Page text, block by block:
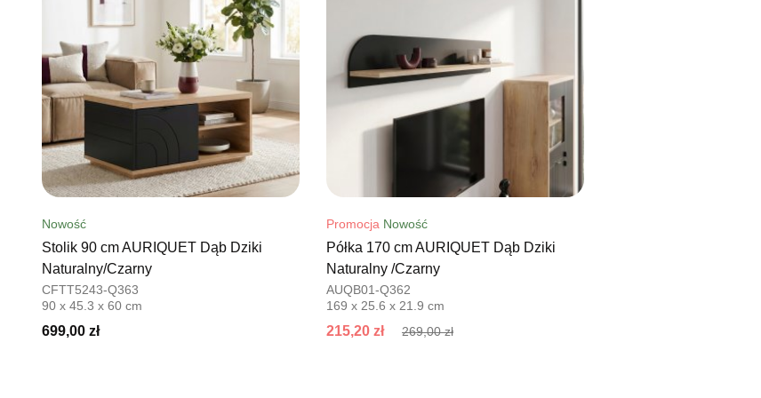
Nowość
Stolik 90 cm AURIQUET Dąb Dziki
Naturalny/Czarny
CFTT5243-Q363
90 x 45.3 x 60 cm
699,00 zł
Promocja Nowość
Półka 170 cm AURIQUET Dąb Dziki
Naturalny /Czarny
AUQB01-Q362
169 x 25.6 x 21.9 cm
215,20 zł 269,00 zł